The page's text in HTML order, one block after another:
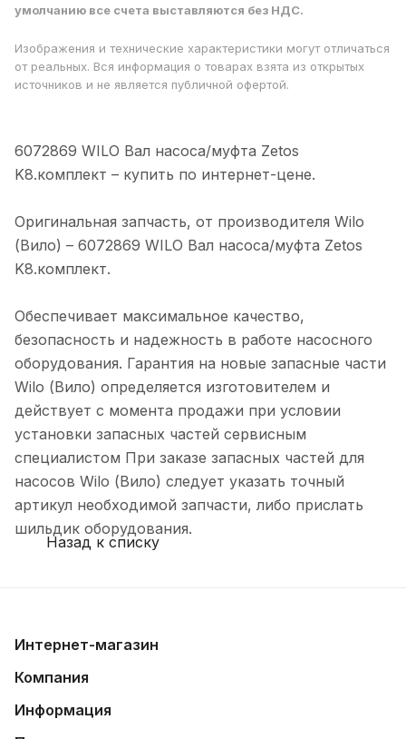
умолчанию все счета выставляются без НДС.
Изображения и технические характеристики могут отличаться
от реальных. Вся информация о товарах взята из открытых
источников и не является публичной офертой.
6072869 WILO Вал насоса/муфта Zetos
K8.комплект – купить по интeрнeт-цене.
Оригинальная запчасть, от производителя Wilo
(Вило) – 6072869 WILO Вал насоса/муфта Zetos
K8.комплект.
Обеспечивает максимальное качество,
безопасность и надежность в работе насосного
оборудования. Гарантия на новые запасные части
Wilo (Вило) определяется изготовителем и
действует с момента продажи при условии
установки запасных частей сервисным
специалистом При заказе запасных частей для
насосов Wilo (Вило) следует указать точный
артикул необходимой запчасти, либо прислать
шильдик оборудования.
Назад к списку
Интернет-магазин
Компания
Информация